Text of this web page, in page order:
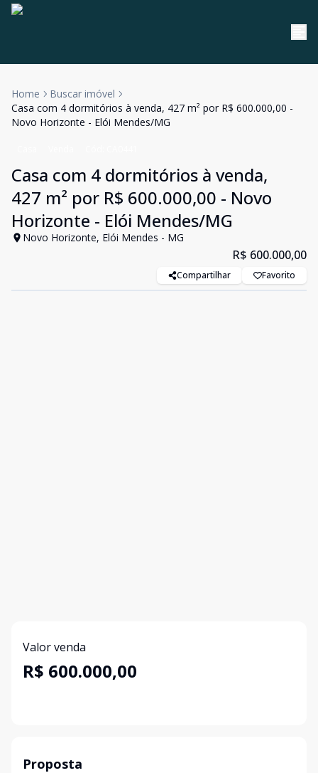
Home
Buscar imóvel
Casa com 4 dormitórios à venda, 427 m² por R$ 600.000,00 -
Novo Horizonte - Elói Mendes/MG
Casa com 4 dormitórios à venda,
427 m² por R$ 600.000,00 - Novo
Horizonte - Elói Mendes/MG
Novo Horizonte, Elói Mendes - MG
R$ 600.000,00
Compartilhar Favorito
Valor venda
R$ 600.000,00
Proposta